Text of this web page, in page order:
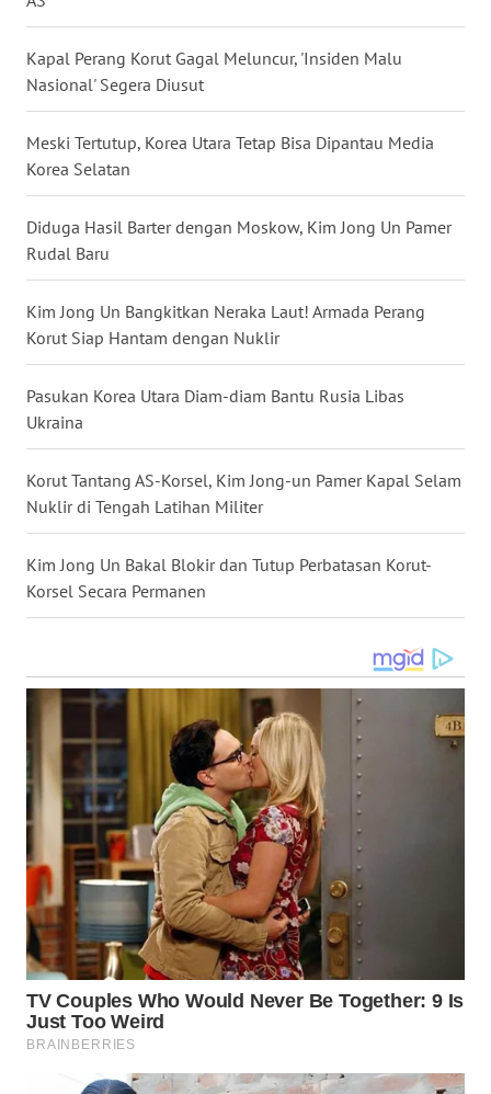
Kapal Perang Korut Gagal Meluncur, 'Insiden Malu
Nasional' Segera Diusut
Meski Tertutup, Korea Utara Tetap Bisa Dipantau Media
Korea Selatan
Diduga Hasil Barter dengan Moskow, Kim Jong Un Pamer
Rudal Baru
Kim Jong Un Bangkitkan Neraka Laut! Armada Perang
Korut Siap Hantam dengan Nuklir
Pasukan Korea Utara Diam-diam Bantu Rusia Libas
Ukraina
Korut Tantang AS-Korsel, Kim Jong-un Pamer Kapal Selam
Nuklir di Tengah Latihan Militer
Kim Jong Un Bakal Blokir dan Tutup Perbatasan Korut-
Korsel Secara Permanen
KALTENG
WN
KALTARA
WN
KALSEL
WN
KALTIM
WN
SULSEL
WN
SULUT
MALUKU
WN
DAIRI
WN
DANAU
TOBA
WN
NIAS
WN
LANGKAT
TAPANULI